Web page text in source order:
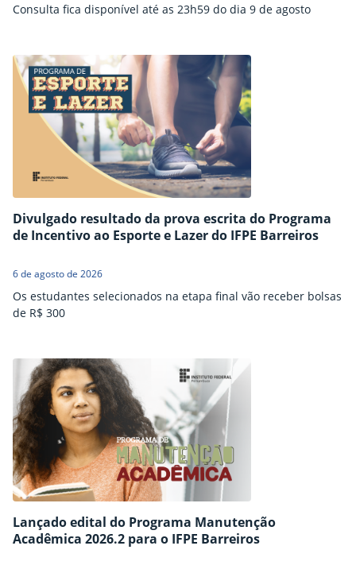
Consulta fica disponível até as 23h59 do dia 9 de agosto
Divulgado resultado da prova escrita do Programa
de Incentivo ao Esporte e Lazer do IFPE Barreiros
6 de agosto de 2026
Os estudantes selecionados na etapa final vão receber bolsas
de R$ 300
Lançado edital do Programa Manutenção
Acadêmica 2026.2 para o IFPE Barreiros